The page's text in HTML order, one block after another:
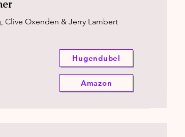
Clive Oxenden & Jerry Lambert
Hugendubel
Amazon